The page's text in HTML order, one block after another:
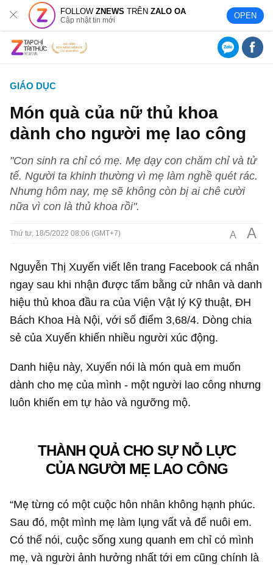
FOLLOWZNEWS TRÊNZALO OA
Cập nhật tin mới OPEN
GIÁO DỤC
Món quà của nữ thủ khoa
dành cho người mẹ lao công
"Con sinh ra chỉ có mẹ. Mẹ dạy con chăm chỉ và tử
tế. Người ta khinh thường vì mẹ làm nghề quét rác.
Nhưng hôm nay, mẹ sẽ không còn bị ai chê cười
nữa vì con là thủ khoa rồi".
Thứ tư, 18/5/2022 08:06 (GMT+7) A A
Nguyễn Thị Xuyến viết lên trang Facebook cá nhân
ngay sau khi nhận được tấm bằng cử nhân và danh
hiệu thủ khoa đầu ra của Viện Vật lý Kỹ thuật, ĐH
Bách Khoa Hà Nội, với số điểm 3,68/4. Dòng chia
sẻ của Xuyến khiến nhiều người xúc động.
Danh hiệu này, Xuyến nói là món quà em muốn
dành cho mẹ của mình - một người lao công nhưng
luôn khiến em tự hào và ngưỡng mộ.
THÀNH QUẢ CHO SỰ NỖ LỰC
CỦA NGƯỜI MẸ LAO CÔNG
“Mẹ từng có một cuộc hôn nhân không hạnh phúc.
Sau đó, một mình mẹ làm lụng vất vả để nuôi em.
Có thể nói, cuộc sống xung quanh em chỉ có mình
mẹ, và người ảnh hưởng nhất tới em cũng chính là